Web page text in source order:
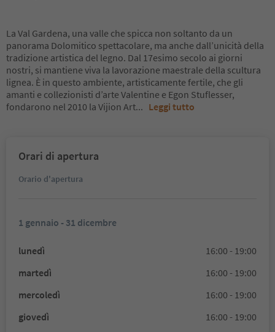
La Val Gardena, una valle che spicca non soltanto da un
panorama Dolomitico spettacolare, ma anche dall’unicità della
tradizione artistica del legno. Dal 17esimo secolo ai giorni
nostri, si mantiene viva la lavorazione maestrale della scultura
lignea. È in questo ambiente, artisticamente fertile, che gli
amanti e collezionisti d’arte Valentine e Egon Stuflesser,
fondarono nel 2010 la Vijion Art... Leggi tutto
Orari di apertura
Orario d'apertura
1 gennaio - 31 dicembre
lunedì
16:00 - 19:00
martedì
16:00 - 19:00
mercoledì
16:00 - 19:00
giovedì
16:00 - 19:00